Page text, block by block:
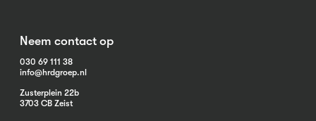
Neem contact op
030 69 111 38
info@hrdgroep.nl
Zusterplein 22b
3703 CB Zeist